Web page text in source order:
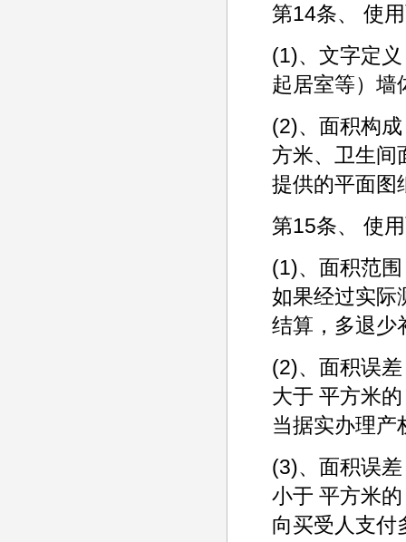
第14条、 使
(1)、文字定
起居室等）墙
(2)、面积构
方米、卫生间
提供的平面图
第15条、 使
(1)、面积范
如果经过实际
结算，多退少
(2)、面积误
大于 平方米
当据实办理产
(3)、面积误
小于 平方米
向买受人支付